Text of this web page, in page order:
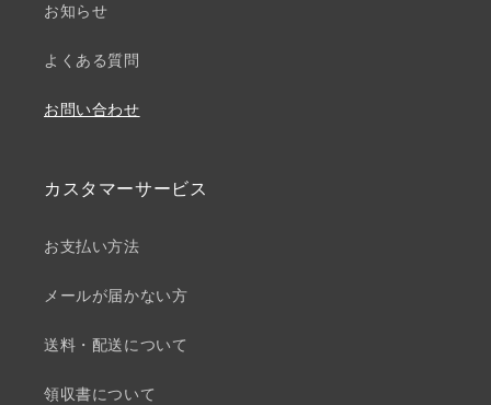
お知らせ
よくある質問
お問い合わせ
カスタマーサービス
お支払い方法
メールが届かない方
送料・配送について
領収書について